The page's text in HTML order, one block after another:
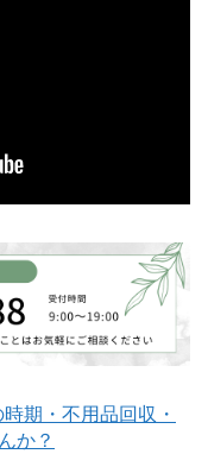
部町不用品回収
期・不用品回収・
か？